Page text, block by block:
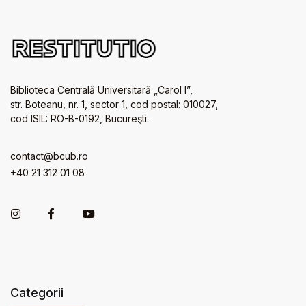
Biblioteca Centrală Universitară „Carol I”,
str. Boteanu, nr. 1, sector 1, cod postal: 010027,
cod ISIL: RO-B-0192, Bucureşti.
contact@bcub.ro
+40 21 312 01 08
Categorii